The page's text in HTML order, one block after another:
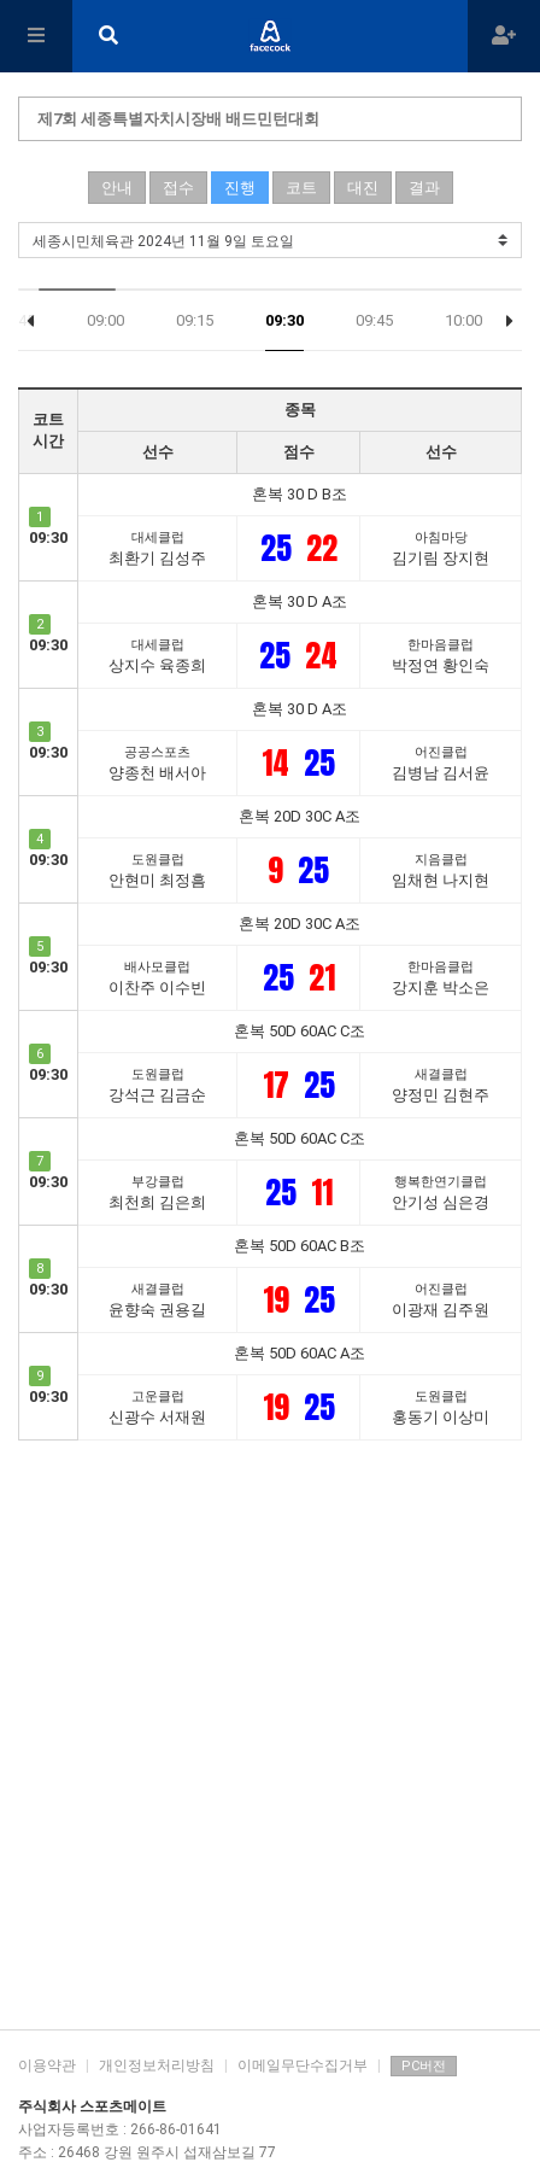
제7회 세종특별자치시장배 배드민턴대회
안내 접수 진행 코트 대진 결과
09:00 09:15 09:30 09:45 10:00
코트
시간
종목
선수 점수 선수
1
09:30
혼복 30 D B조
대세클럽
최환기 김성주 25 22 아침마당
김기림 장지현
2
09:30
혼복 30 D A조
대세클럽
상지수 육종희 25 24 한마음클럽
박정연 황인숙
3
09:30
혼복 30 D A조
공공스포츠
양종천 배서아 14 25 어진클럽
김병남 김서윤
4
09:30
혼복 20D 30C A조
도원클럽
안현미 최정흠 9 25 지음클럽
임채현 나지현
5
09:30
혼복 20D 30C A조
배사모클럽
이찬주 이수빈 25 21 한마음클럽
강지훈 박소은
6
09:30
혼복 50D 60AC C조
도원클럽
강석근 김금순 17 25 새결클럽
양정민 김현주
7
09:30
혼복 50D 60AC C조
부강클럽
최천희 김은희 25 11 행복한연기클럽
안기성 심은경
8
09:30
혼복 50D 60AC B조
새결클럽
윤향숙 권용길 19 25 어진클럽
이광재 김주원
9
09:30
혼복 50D 60AC A조
고운클럽
신광수 서재원 19 25 도원클럽
홍동기 이상미
이용약관 개인정보처리방침 이메일무단수집거부 PC버전
주식회사 스포츠메이트
사업자등록번호 : 266-86-01641
주소 : 26468 강원 원주시 섭재삼보길 77